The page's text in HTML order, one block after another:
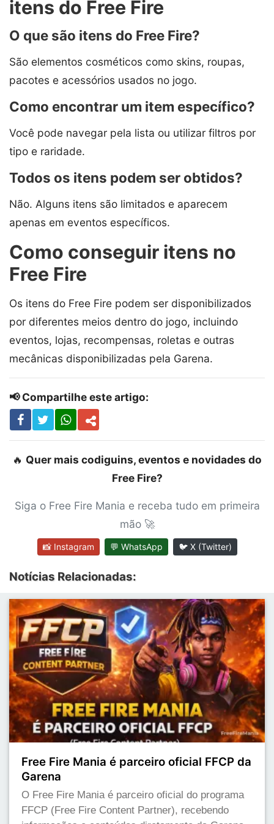
itens do Free Fire
O que são itens do Free Fire?
São elementos cosméticos como skins, roupas,
pacotes e acessórios usados no jogo.
Como encontrar um item específico?
Você pode navegar pela lista ou utilizar filtros por
tipo e raridade.
Todos os itens podem ser obtidos?
Não. Alguns itens são limitados e aparecem
apenas em eventos específicos.
Como conseguir itens no
Free Fire
Os itens do Free Fire podem ser disponibilizados
por diferentes meios dentro do jogo, incluindo
eventos, lojas, recompensas, roletas e outras
mecânicas disponibilizadas pela Garena.
📢 Compartilhe este artigo:
🔥 Quer mais codiguins, eventos e novidades do
Free Fire?
Siga o Free Fire Mania e receba tudo em primeira
mão 🚀
📸 Instagram 💬 WhatsApp 🐦 X (Twitter)
Notícias Relacionadas:
Free Fire Mania é parceiro oficial FFCP da
Garena
O Free Fire Mania é parceiro oficial do programa
FFCP (Free Fire Content Partner), recebendo